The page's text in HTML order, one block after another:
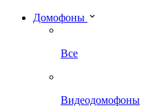
Домофоны
Все
Видеодомофоны